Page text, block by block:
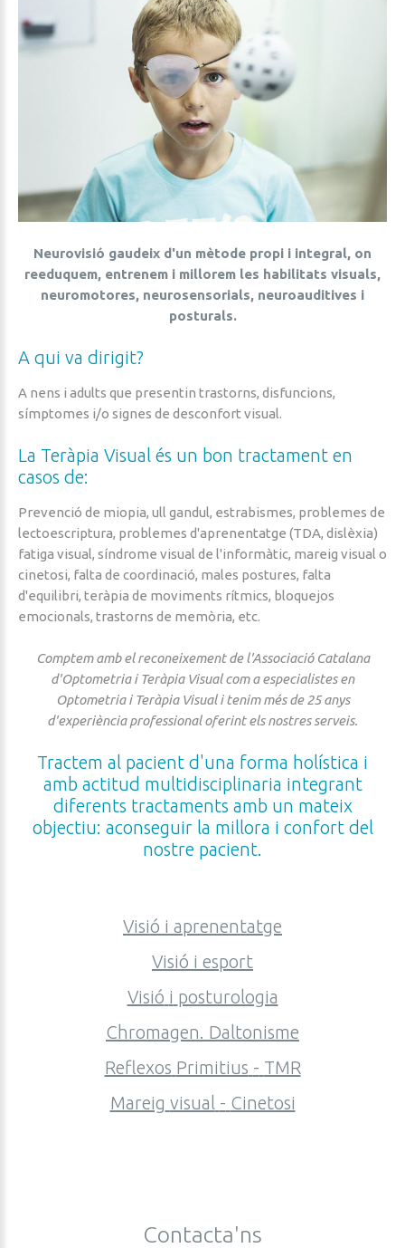
Neurovisió gaudeix d'un mètode propi i integral, on
reeduquem, entrenem i millorem les habilitats visuals,
neuromotores, neurosensorials, neuroauditives i
posturals.
A qui va dirigit?
A nens i adults que presentin trastorns, disfuncions,
símptomes i/o signes de desconfort visual.
La Teràpia Visual és un bon tractament en
casos de:
Prevenció de miopia, ull gandul, estrabismes, problemes de
lectoescriptura, problemes d'aprenentatge (TDA, dislèxia)
fatiga visual, síndrome visual de l'informàtic, mareig visual o
cinetosi, falta de coordinació, males postures, falta
d'equilibri, teràpia de moviments rítmics, bloquejos
emocionals, trastorns de memòria, etc.
Comptem amb el reconeixement de l'Associació Catalana
d'Optometria i Teràpia Visual com a especialistes en
Optometria i Teràpia Visual i tenim més de 25 anys
d'experiència professional oferint els nostres serveis.
Tractem al pacient d'una forma holística i
amb actitud multidisciplinaria integrant
diferents tractaments amb un mateix
objectiu: aconseguir la millora i confort del
nostre pacient.
Visió i aprenentatge
Visió i esport
Visió i posturologia
Chromagen. Daltonisme
Reflexos Primitius - TMR
Mareig visual - Cinetosi
Contacta'ns